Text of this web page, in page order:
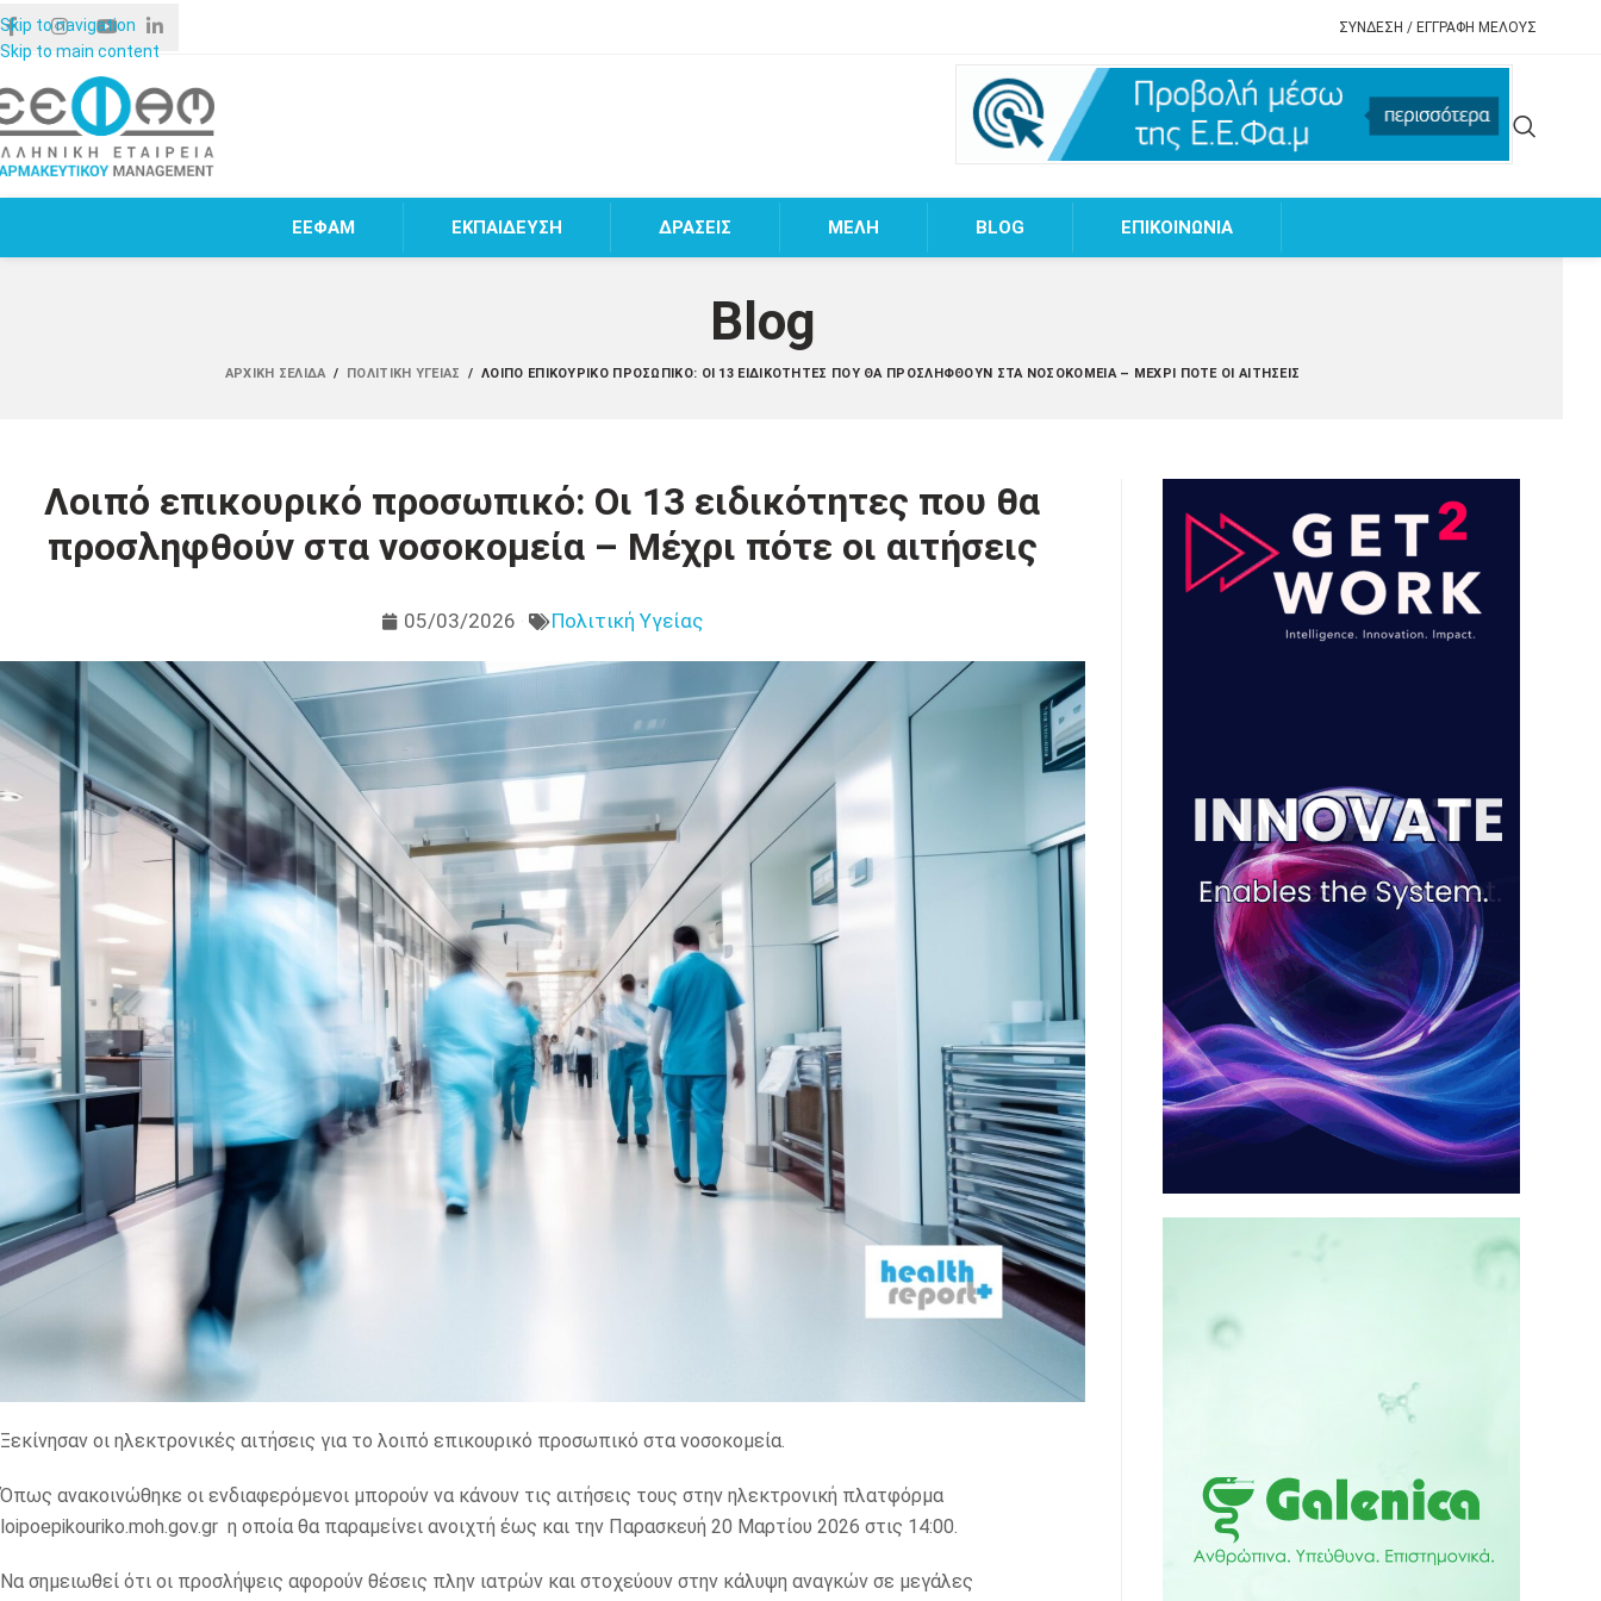
Skip to navigation
Skip to main content
ΣΥΝΔΕΣΗ / ΕΓΓΡΑΦΗ ΜΕΛΟΥΣ
ΕΕΦΑΜ ΕΚΠΑΙΔΕΥΣΗ ΔΡΑΣΕΙΣ MEΛΗ BLOG EΠΙΚΟΙΝΩΝΙΑ
Blog
ΑΡΧΙΚΉ ΣΕΛΊΔΑ / ΠΟΛΙΤΙΚΉ ΥΓΕΊΑΣ / ΛΟΙΠΌ ΕΠΙΚΟΥΡΙΚΌ ΠΡΟΣΩΠΙΚΌ: ΟΙ 13 ΕΙΔΙΚΌΤΗΤΕΣ ΠΟΥ ΘΑ ΠΡΟΣΛΗΦΘΟΎΝ ΣΤΑ ΝΟΣΟΚΟΜΕΊΑ – ΜΈΧΡΙ ΠΌΤΕ ΟΙ ΑΙΤΉΣΕΙΣ
Λοιπό επικουρικό προσωπικό: Οι 13 ειδικότητες που θα
προσληφθούν στα νοσοκομεία – Μέχρι πότε οι αιτήσεις
05/03/2026 Πολιτική Υγείας
Ξεκίνησαν οι ηλεκτρονικές αιτήσεις για το λοιπό επικουρικό προσωπικό στα νοσοκομεία.
Όπως ανακοινώθηκε οι ενδιαφερόμενοι μπορούν να κάνουν τις αιτήσεις τους στην ηλεκτρονική πλατφόρμα
loipoepikouriko.moh.gov.gr η οποία θα παραμείνει ανοιχτή έως και την Παρασκευή 20 Μαρτίου 2026 στις 14:00.
Να σημειωθεί ότι οι προσλήψεις αφορούν θέσεις πλην ιατρών και στοχεύουν στην κάλυψη αναγκών σε μεγάλες